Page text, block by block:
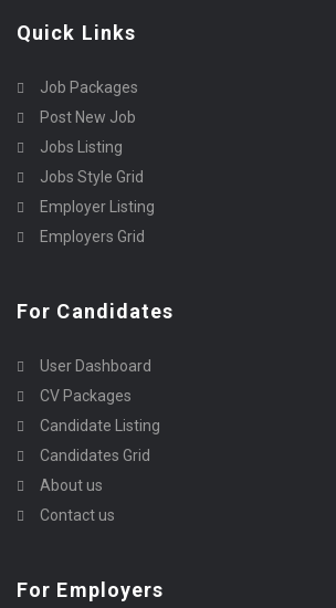
Quick Links
Job Packages
Post New Job
Jobs Listing
Jobs Style Grid
Employer Listing
Employers Grid
For Candidates
User Dashboard
CV Packages
Candidate Listing
Candidates Grid
About us
Contact us
For Employers